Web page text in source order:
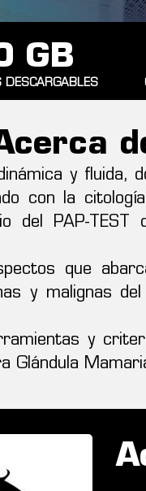
DESCARGABLES
GB
y fluida,
con la
del PAP-
que
y malignas
y
Glándula